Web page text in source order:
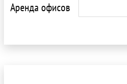
Аренда офисов